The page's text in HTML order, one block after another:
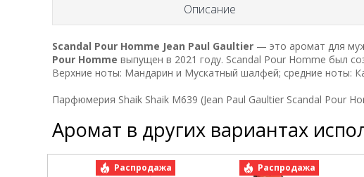
Описание
Scandal Pour Homme Jean Paul Gaultier — это аромат для
Pour Homme выпущен в 2021 году. Scandal Pour Homme был
Верхние ноты: Мандарин и Мускатный шалфей; средние ноты:
Парфюмерия Shaik Shaik M639 (Jean Paul Gaultier Scandal Pour
Аромат в других вариантах
Распродажа Распродажа